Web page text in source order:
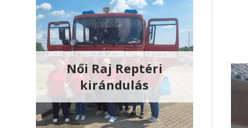
Női Raj Reptéri
kirándulás